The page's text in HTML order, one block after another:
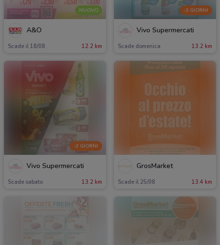
NUOVO
A&O
Scade il 18/08 12.2 km
-3 GIORNI
Vivo Supermercati
Scade domenica 13.2 km
-2 GIORNI
Vivo Supermercati
Scade sabato 13.2 km
GrosMarket
Scade il 25/08 13.4 km